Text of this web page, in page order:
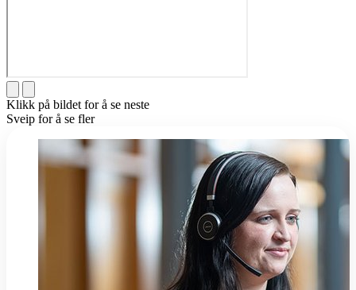
Klikk på bildet for å se neste
Sveip for å se fler